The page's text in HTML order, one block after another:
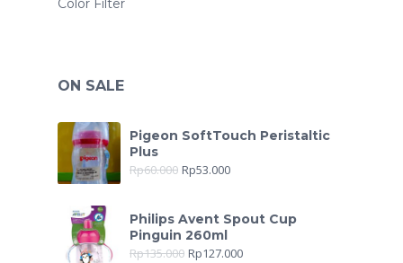
Color Filter
ON SALE
Pigeon SoftTouch Peristaltic
Plus
Rp60.000 Rp53.000
Philips Avent Spout Cup
Pinguin 260ml
Rp135.000 Rp127.000